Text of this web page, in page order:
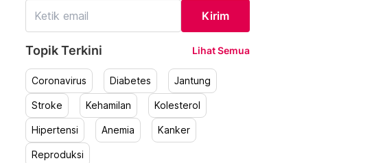
Kirim
Topik Terkini Lihat Semua
Coronavirus Diabetes Jantung
Stroke Kehamilan Kolesterol
Hipertensi Anemia Kanker
Reproduksi